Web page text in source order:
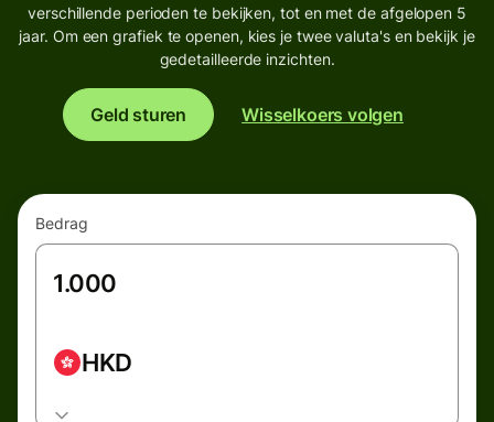
verschillende perioden te bekijken, tot en met de afgelopen 5
jaar. Om een grafiek te openen, kies je twee valuta's en bekijk je
gedetailleerde inzichten.
Geld sturen Wisselkoers volgen
Bedrag
HKD